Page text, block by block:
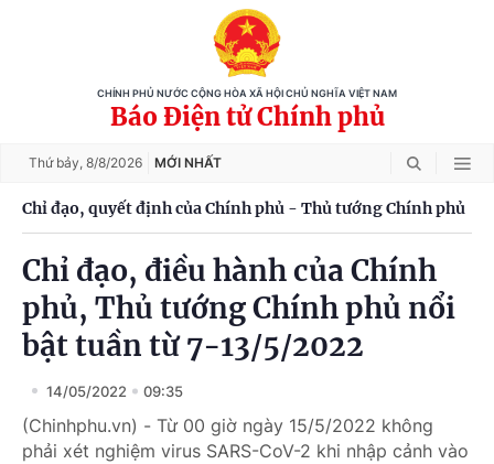
CHÍNH PHỦ NƯỚC CỘNG HÒA XÃ HỘI CHỦ NGHĨA VIỆT NAM
Báo Điện tử Chính phủ
Thứ bảy, 8/8/2026 MỚI NHẤT
Chỉ đạo, quyết định của Chính phủ - Thủ tướng Chính phủ
Chỉ đạo, điều hành của Chính
phủ, Thủ tướng Chính phủ nổi
bật tuần từ 7-13/5/2022
14/05/2022 09:35
(Chinhphu.vn) - Từ 00 giờ ngày 15/5/2022 không
phải xét nghiệm virus SARS-CoV-2 khi nhập cảnh vào